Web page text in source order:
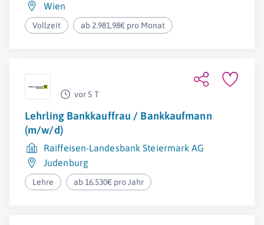
Wien
Vollzeit ab 2.981,98€ pro Monat
vor 5 T
Lehrling Bankkauffrau / Bankkaufmann
(m/w/d)
Raiffeisen-Landesbank Steiermark AG
Judenburg
Lehre ab 16.530€ pro Jahr